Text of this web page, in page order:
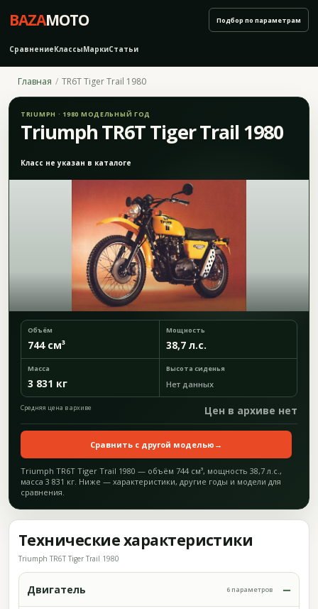
BAZAMOTO
СравнениеКлассыМаркиСтатьи
Подбор по параметрам
Главная TR6T Tiger Trail 1980
TRIUMPH · 1980 МОДЕЛЬНЫЙ ГОД
Triumph TR6T Tiger Trail 1980
Класс не указан в каталоге
Объём
744 см³
Мощность
38,7 л.с.
Масса
3 831 кг
Высота сиденья
Нет данных
Средняя цена в архиве Цен в архиве нет
Сравнить с другой моделью →
Triumph TR6T Tiger Trail 1980 — объём 744 см³, мощность 38,7 л.с.,
масса 3 831 кг. Ниже — характеристики, другие годы и модели для
сравнения.
Технические характеристики
Triumph TR6T Tiger Trail 1980
Двигатель 6 параметров